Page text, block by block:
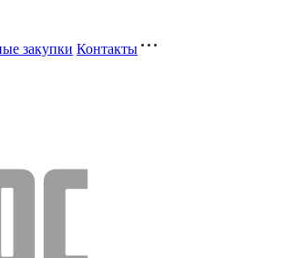
закупки Контакты